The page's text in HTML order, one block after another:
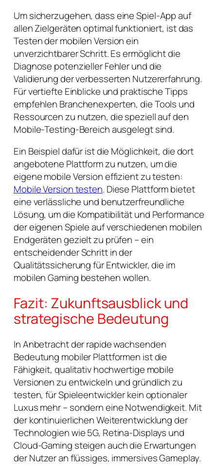
Um sicherzugehen, dass eine Spiel-App auf
allen Zielgeräten optimal funktioniert, ist das
Testen der mobilen Version ein
unverzichtbarer Schritt. Es ermöglicht die
Diagnose potenzieller Fehler und die
Validierung der verbesserten Nutzererfahrung.
Für vertiefte Einblicke und praktische Tipps
empfehlen Branchenexperten, die Tools und
Ressourcen zu nutzen, die speziell auf den
Mobile-Testing-Bereich ausgelegt sind.
Ein Beispiel dafür ist die Möglichkeit, die dort
angebotene Plattform zu nutzen, um die
eigene mobile Version effizient zu testen:
Mobile Version testen. Diese Plattform bietet
eine verlässliche und benutzerfreundliche
Lösung, um die Kompatibilität und Performance
der eigenen Spiele auf verschiedenen mobilen
Endgeräten gezielt zu prüfen – ein
entscheidender Schritt in der
Qualitätssicherung für Entwickler, die im
mobilen Gaming bestehen wollen.
Fazit: Zukunftsausblick und
strategische Bedeutung
In Anbetracht der rapide wachsenden
Bedeutung mobiler Plattformen ist die
Fähigkeit, qualitativ hochwertige mobile
Versionen zu entwickeln und gründlich zu
testen, für Spieleentwickler kein optionaler
Luxus mehr – sondern eine Notwendigkeit. Mit
der kontinuierlichen Weiterentwicklung der
Technologien wie 5G, Retina-Displays und
Cloud-Gaming steigen auch die Erwartungen
der Nutzer an flüssiges, immersives Gameplay.